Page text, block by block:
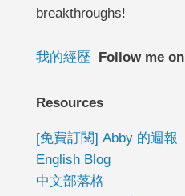
breakthroughs!
我的經歷 Follow me on
Resources
[免費訂閱] Abby 的週報
English Blog
中文部落格